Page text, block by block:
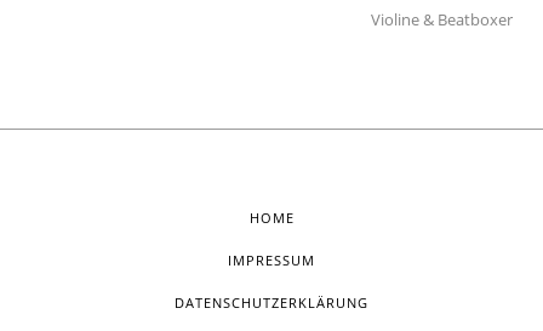
Violine & Beatboxer
HOME
IMPRESSUM
DATENSCHUTZERKLÄRUNG